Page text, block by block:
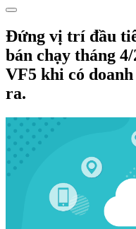
Đứng vị trí đầu
bán chạy tháng
VF5 khi có doanh
ra.